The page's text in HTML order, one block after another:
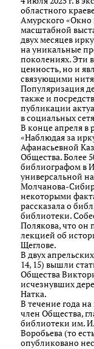
областного
Амурского «Окно
масштабной
двух месяцев
на уникальные
поколениях. Эти
ценность, но и
связующими
Популяризация
также и
публикации
в социальных
В конце апреля в
«Наблюдая за
Афанасьевной
Общества. Более
библиографом в
универсальной
Молчанова-
некоторыми
рассказала о
библиотеки.
Полякова, что он
лекцией об
Щеглове.
В двух
14, 15) вышли
Общества
исчезнувших
Натка.
В течение года
член Общества,
библиотеки им.
Воробьева (то
опубликовано